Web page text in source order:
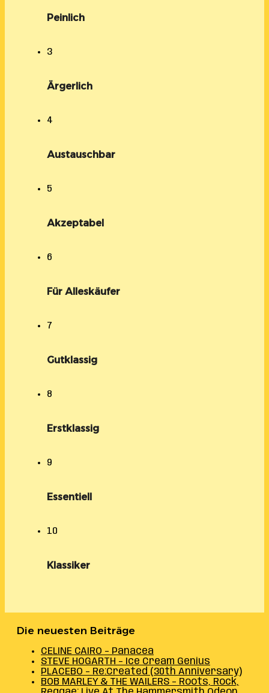
Peinlich
3
Ärgerlich
4
Austauschbar
5
Akzeptabel
6
Für Alleskäufer
7
Gutklassig
8
Erstklassig
9
Essentiell
10
Klassiker
Die neuesten Beiträge
CELINE CAIRO – Panacea
STEVE HOGARTH – Ice Cream Genius
PLACEBO – Re:Created (30th Anniversary)
BOB MARLEY & THE WAILERS – Roots, Rock,